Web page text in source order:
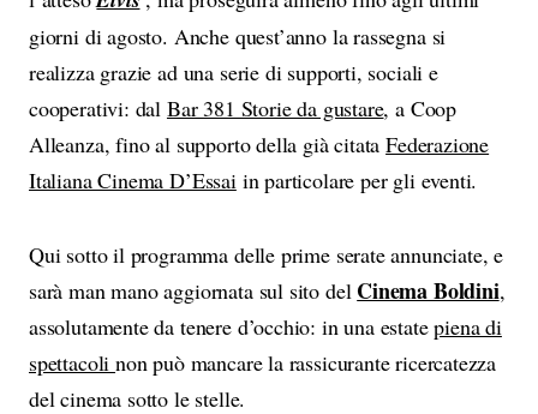
giorni di agosto. Anche quest’anno la rassegna si
realizza grazie ad una serie di supporti, sociali e
cooperativi: dal Bar 381 Storie da gustare, a Coop
Alleanza, fino al supporto della già citataFederazione
Italiana Cinema D’Essaiin particolare per gli eventi.
Qui sotto il programma delle prime serate annunciate, e
sarà man mano aggiornata sul sito del Cinema Boldini,
assolutamente da tenere d’occhio: in una estatepiena di
spettacolinon può mancare la rassicurante ricercatezza
del cinema sotto le stelle.